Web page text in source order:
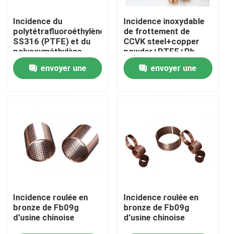
Produits
Incidence du
polytétrafluoroéthylène
SS316 (PTFE) et du
polyoxyméthylène
(POM)
envoyer une
Incidence inoxydable
de frottement de
CCVK steel+copper
powder+PTFE+Pb
basse
envoyer une
Incidence roulée en
bronze de Fb09g
d'usine chinoise
Incidence roulée en
bronze de Fb09g
d'usine chinoise